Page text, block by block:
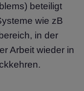
beteiligt
wie zB
in der
Arbeit wieder in